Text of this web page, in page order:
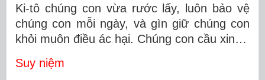
Ki-tô chúng con vừa rước lấy, luôn bảo vệ
chúng con mỗi ngày, và gìn giữ chúng con
khỏi muôn điều ác hại. Chúng con cầu xin…
Suy niệm